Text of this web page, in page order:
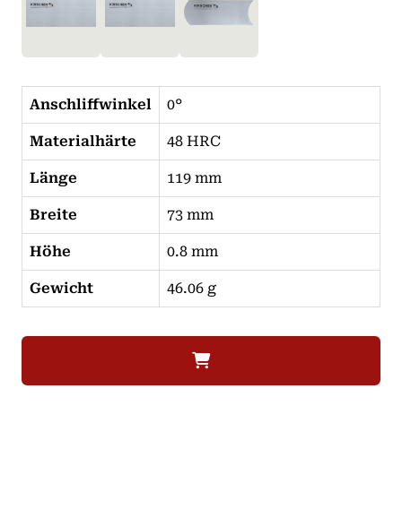
Anschliffwinkel 0°
Materialhärte 48 HRC
Länge 119 mm
Breite 73 mm
Höhe 0.8 mm
Gewicht 46.06 g